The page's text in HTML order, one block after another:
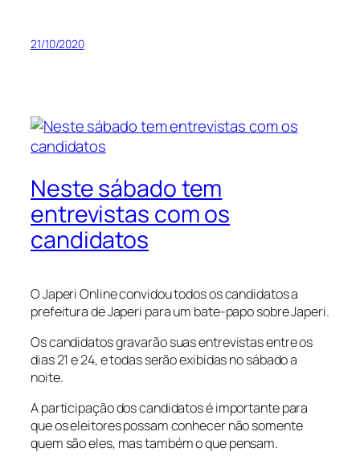
21/10/2020
Neste sábado tem
entrevistas com os
candidatos
O Japeri Online convidou todos os candidatos a
prefeitura de Japeri para um bate-papo sobre Japeri.
Os candidatos gravarão suas entrevistas entre os
dias 21 e 24, e todas serão exibidas no sábado a
noite.
A participação dos candidatos é importante para
que os eleitores possam conhecer não somente
quem são eles, mas também o que pensam.